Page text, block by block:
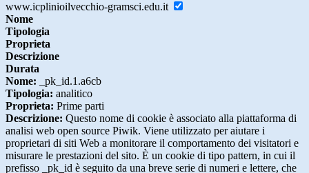
www.icplinioilvecchio-gramsci.edu.it
Nome
Tipologia
Proprieta
Descrizione
Durata
Nome: _pk_id.1.a6cb
Tipologia: analitico
Proprieta: Prime parti
Descrizione: Questo nome di cookie è associato alla piattaforma di
analisi web open source Piwik. Viene utilizzato per aiutare i
proprietari di siti Web a monitorare il comportamento dei visitatori e
misurare le prestazioni del sito. È un cookie di tipo pattern, in cui il
prefisso _pk_id è seguito da una breve serie di numeri e lettere, che